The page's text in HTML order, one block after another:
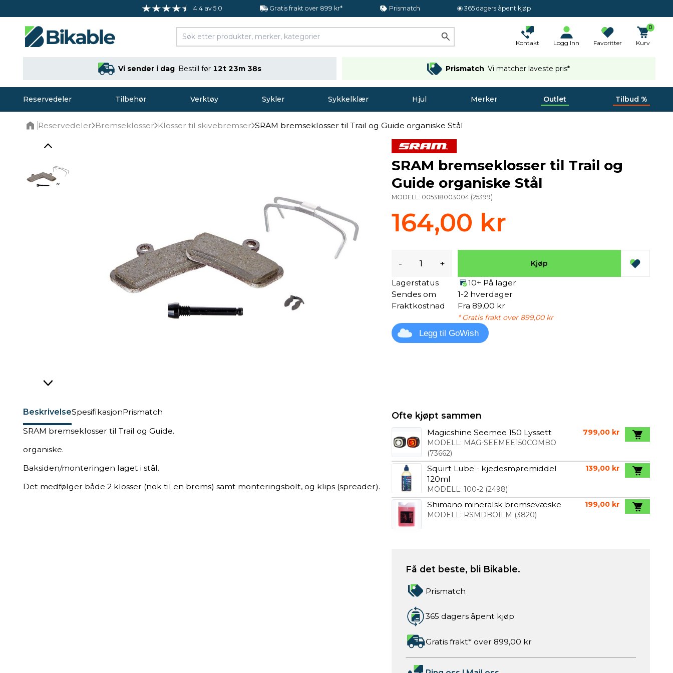
4.4 av 5.0 Gratis frakt over 899 kr* Prismatch 365 dagers åpent kjøp
Kontakt Logg Inn Favoritter
0
Kurv
Vi sender i dag Bestill før 12t 23m 37s Prismatch Vi matcher laveste pris*
Reservedeler Tilbehør Verktøy Sykler Sykkelklær Hjul Merker Outlet Tilbud %
Reservedeler Bremseklosser Klosser til skivebremser SRAM bremseklosser til Trail og Guide organiske Stål
BeskrivelseSpesifikasjonPrismatch
SRAM bremseklosser til Trail og Guide.
organiske.
Baksiden/monteringen laget i stål.
Det medfølger både 2 klosser (nok til en brems) samt monteringsbolt, og klips (spreader).
SRAM bremseklosser til Trail og
Guide organiske Stål
MODELL: 005318003004 (25399)
164,00 kr
- + Kjøp
Lagerstatus
10+ På lager
Sendes om
1-2 hverdager
Fraktkostnad
Fra 89,00 kr
* Gratis frakt over 899,00 kr
Legg til GoWish
Ofte kjøpt sammen
Magicshine Seemee 150 Lyssett
MODELL: MAG-SEEMEE150COMBO
(73662)
799,00 kr
Squirt Lube - kjedesmøremiddel
120ml
MODELL: 100-2(2498)
139,00 kr
Shimano mineralsk bremsevæske
MODELL: RSMDBOILM (3820)
199,00 kr
Få det beste, bli Bikable.
Prismatch
365 dagers åpent kjøp
Gratis frakt* over 899,00 kr